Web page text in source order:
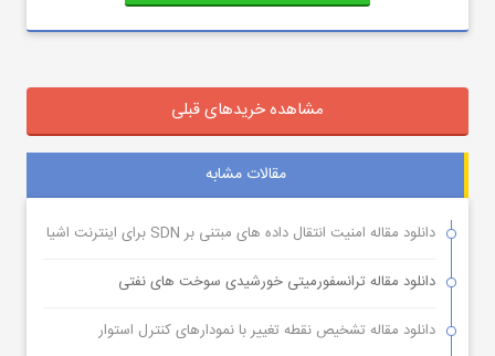
مشاهده خریدهای قبلی
مقالات مشابه
دانلود مقاله امنیت انتقال داده های مبتنی بر SDN برای اینترنت اشیا
دانلود مقاله ترانسفورمیتی خورشیدی سوخت های نفتی
دانلود مقاله تشخیص نقطه تغییر با نمودارهای کنترل استوار